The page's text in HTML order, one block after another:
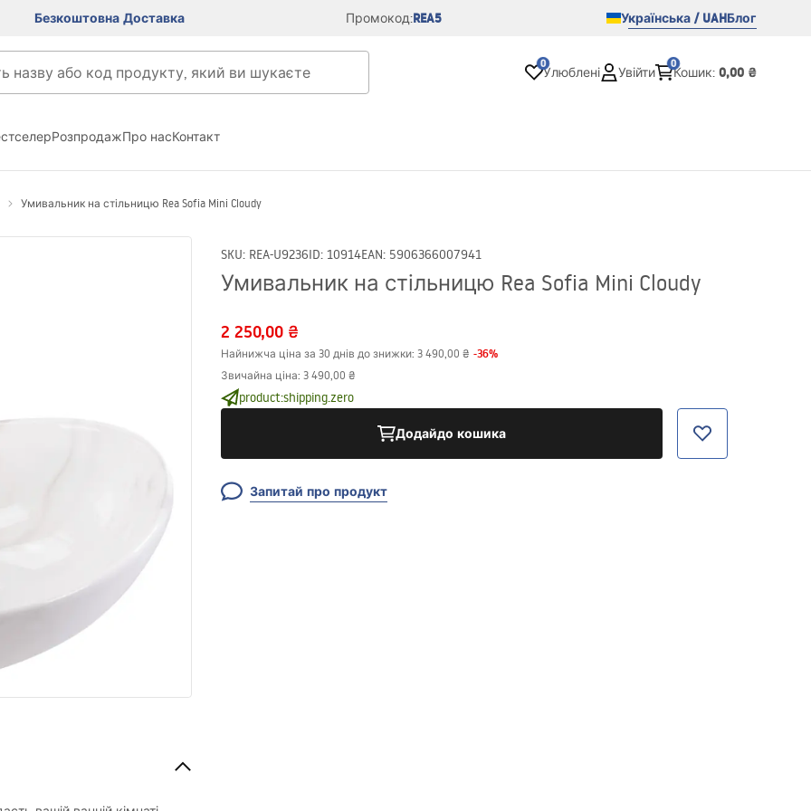
Безкоштовна Доставка Промокод:REA5 Українська / UAHБлог
0
Улюблені Увійти
0
Кошик: 0,00 ₴
РозпродажПро насКонтакт
Умивальник на стільницю Rea Sofia Mini Cloudy
SKU: REA-U9236ID: 10914EAN: 5906366007941
Умивальник на стільницю Rea Sofia Mini Cloudy
2 250,00 ₴
Найнижча ціна за 30 днів до знижки: 3 490,00 ₴ -36%
Звичайна ціна: 3 490,00 ₴
product:shipping.zero
Додайдо кошика
Запитай про продукт